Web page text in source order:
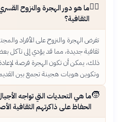
🚶‍♀️ما هو دور الهجرة والنزوح
الثقافية؟
تفرض الهجرة والنزوح على الأفراد
ثقافية جديدة، مما قد يؤدي إلى تآكل
ذلك، يمكن أن تكون الهجرة فرصة لإعادة
وتكوين هويات هجينة تجمع بين
🧒ما هي التحديات التي تواجه
الحفاظ على ذاكرتهم الثقافية